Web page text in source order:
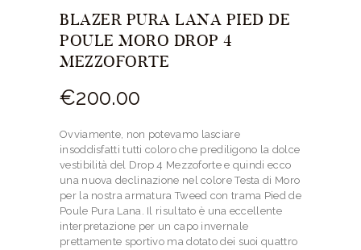
BLAZER PURA LANA PIED DE
POULE MORO DROP 4
MEZZOFORTE
€200.00
Ovviamente, non potevamo lasciare
insoddisfatti tutti coloro che prediligono la dolce
vestibilità del Drop 4 Mezzoforte e quindi ecco
una nuova declinazione nel colore Testa di Moro
per la nostra armatura Tweed con trama Pied de
Poule Pura Lana. Il risultato è una eccellente
interpretazione per un capo invernale
prettamente sportivo ma dotato dei suoi quattro